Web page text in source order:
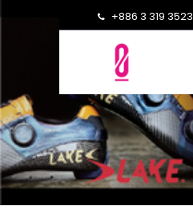
+886 3 319 3523